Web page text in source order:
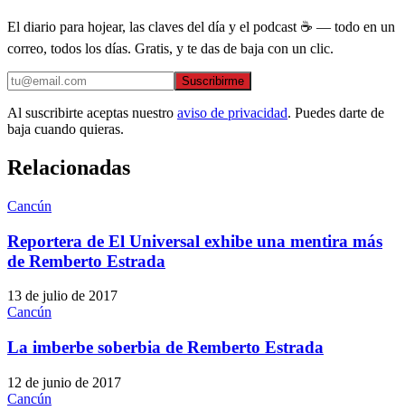
El diario para hojear, las claves del día y el podcast ☕ — todo en un
correo, todos los días. Gratis, y te das de baja con un clic.
Suscribirme
Al suscribirte aceptas nuestro aviso de privacidad. Puedes darte de
baja cuando quieras.
Relacionadas
Cancún
Reportera de El Universal exhibe una mentira más
de Remberto Estrada
13 de julio de 2017
Cancún
La imberbe soberbia de Remberto Estrada
12 de junio de 2017
Cancún